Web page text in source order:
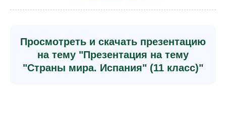
Просмотреть и скачать презентацию
на тему "Презентация на тему
"Страны мира. Испания" (11 класс)"